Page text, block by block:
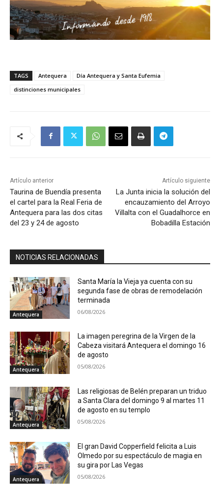
TAGS Antequera
Día Antequera y Santa Eufemia
distinciones municipales
Artículo anterior
Taurina de Buendía presenta
el cartel para la Real Feria de
Antequera para las dos citas
del 23 y 24 de agosto
Artículo siguiente
La Junta inicia la solución del
encauzamiento del Arroyo
Villalta con el Guadalhorce en
Bobadilla Estación
NOTICIAS RELACIONADAS
Antequera
Santa María la Vieja ya cuenta con su
segunda fase de obras de remodelación
terminada
06/08/2026
Antequera
La imagen peregrina de la Virgen de la
Cabeza visitará Antequera el domingo 16
de agosto
05/08/2026
Antequera
Las religiosas de Belén preparan un triduo
a Santa Clara del domingo 9 al martes 11
de agosto en su templo
05/08/2026
Antequera
El gran David Copperfield felicita a Luis
Olmedo por su espectáculo de magia en
su gira por Las Vegas
05/08/2026